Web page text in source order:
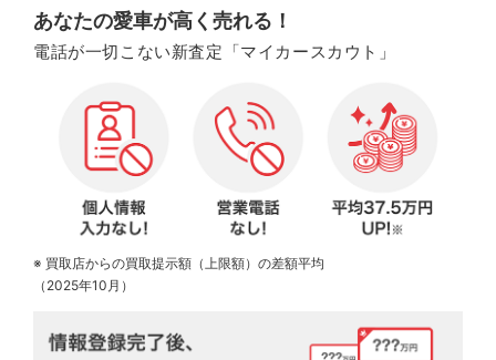
あなたの愛車が高く売れる！
電話が一切こない新査定「マイカースカウト」
※ 買取店からの買取提示額（上限額）の差額平均
（2025年10月）